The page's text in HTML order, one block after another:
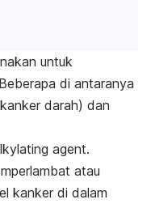
untuk
di antaranya
darah) dan
agent.
atau
kanker di dalam